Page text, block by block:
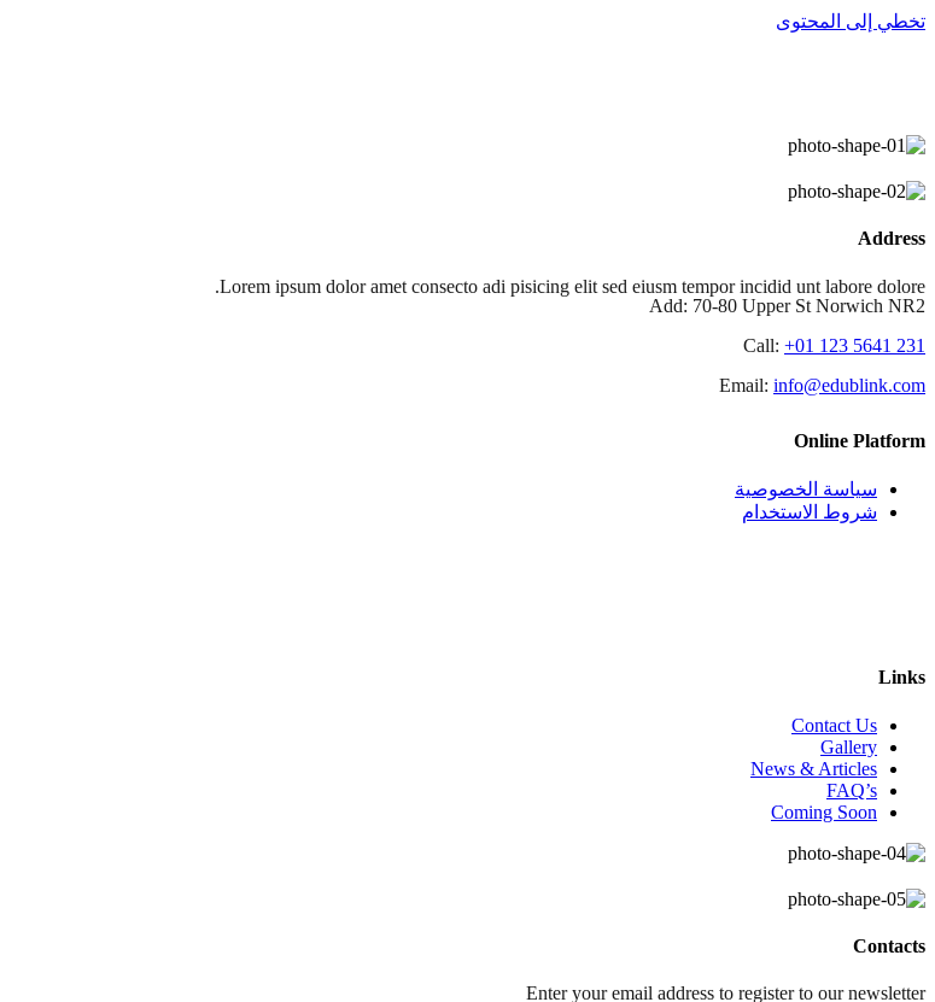
تخطي إلى المحتوى
Address
Lorem ipsum dolor amet consecto adi pisicing elit sed eiusm tempor incidid unt labore dolore.
Add: 70-80 Upper St Norwich NR2
Call: +01 123 5641 231
Email: info@edublink.com
Online Platform
سياسة الخصوصية
شروط الاستخدام
Links
Contact Us
Gallery
News & Articles
FAQ’s
Coming Soon
Contacts
Enter your email address to register to our newsletter